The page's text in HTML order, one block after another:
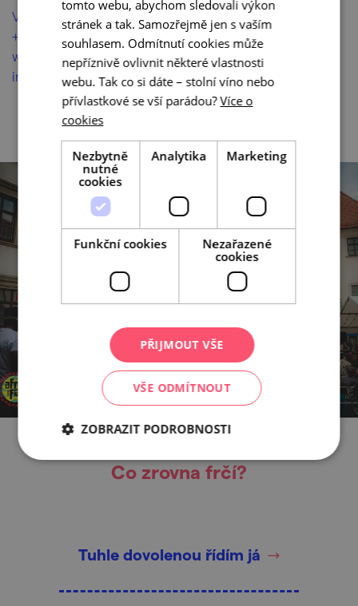
Vice info:
+420739476606
www.afrofestbrno.cz
info@afrofestbrno.cz
Co zrovna frčí?
Tuhle dovolenou řídím já
tomto webu, abychom sledovali výkon
stránek a tak. Samozřejmě jen s vaším
souhlasem. Odmítnutí cookies může
nepříznivě ovlivnit některé vlastnosti
webu. Tak co si dáte – stolní víno nebo
přívlastkové se vší parádou?Více o
cookies
Nezbytně
nutné
cookies
Analytika Marketing
Funkční cookies
Nezařazené
cookies
PŘIJMOUT VŠE
VŠE ODMÍTNOUT
ZOBRAZIT PODROBNOSTI